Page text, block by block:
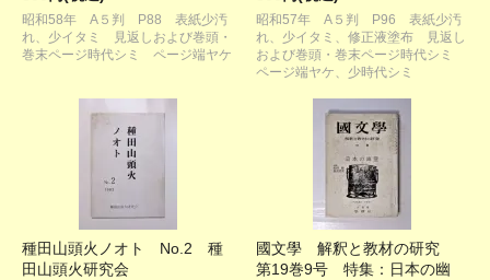
昭和58年 A５判 P88 表紙少汚
れ、少イタミ 見返しおよび巻頭・
巻末ページ時代シミ ページ端ヤケ
昭和57年 A５判 P96 表紙少汚
れ、少イタミ、修正液塗布 見返し
および巻頭・巻末ページ時代シミ
ページ端ヤケ、少時代シミ
種田山頭火ノオト No.2 種
田山頭火研究会
國文學 解釈と教材の研究
第19巻9号 特集：日本の幽